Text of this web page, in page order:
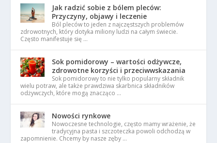
Jak radzić sobie z bólem pleców:
Przyczyny, objawy i leczenie
Ból pleców to jeden z najczęstszych problemów
zdrowotnych, który dotyka miliony ludzi na całym świecie.
Często manifestuje się …
Sok pomidorowy – wartości odżywcze,
zdrowotne korzyści i przeciwwskazania
Sok pomidorowy to nie tylko popularny składnik
wielu potraw, ale także prawdziwa skarbnica składników
odżywczych, które mogą znacząco …
Nowości rynkowe
Nowoczesne technologie, często mamy wrażenie, że
tradycyjna pasta i szczoteczka powoli odchodzą w
zapomnienie. Chcemy by nasze zęby …